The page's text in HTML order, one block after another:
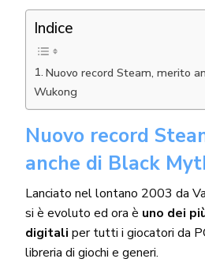
Indice
Nuovo record Steam, merito
Wukong
Nuovo record
anche di Black
Lanciato nel lontano 2003 da
si è evoluto ed ora è uno dei
digitali per tutti i giocatori da
libreria di giochi e generi.